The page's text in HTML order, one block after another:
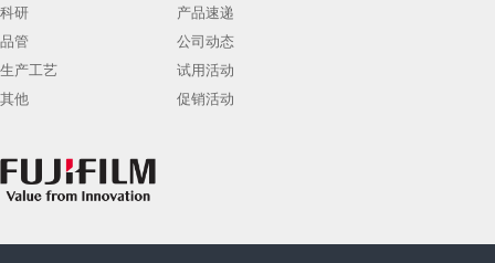
科研
品管
生产工艺
其他
产品速递
公司动态
试用活动
促销活动